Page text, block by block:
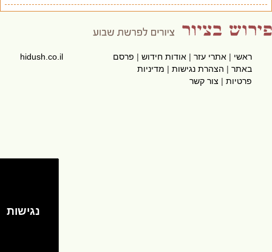
ראשי|אתרי עזר|אודות חידוש|פרסם
באתר|הצהרת נגישות|מדיניות
פרטיות|צור קשר
hidush.co.il
נגישות